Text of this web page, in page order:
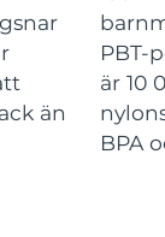
än
PBT-
är 10
BPA
8/13/26
8/9/26
8/12/26